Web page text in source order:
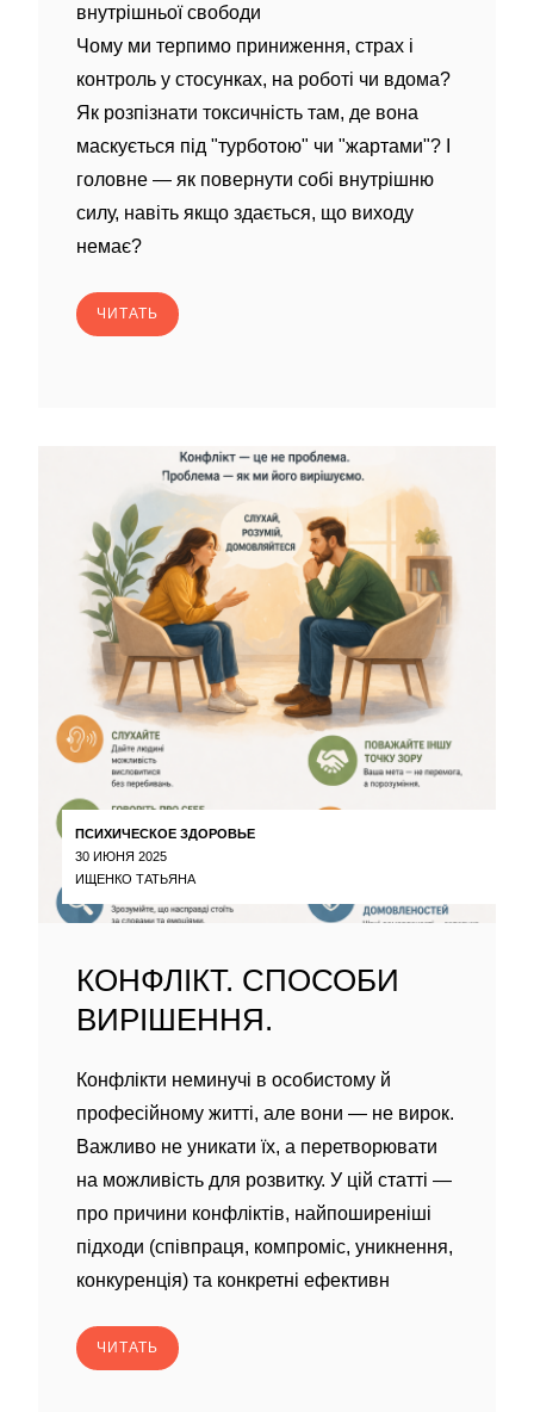
внутрішньої свободи
Чому ми терпимо приниження, страх і
контроль у стосунках, на роботі чи вдома?
Як розпізнати токсичність там, де вона
маскується під "турботою" чи "жартами"? І
головне — як повернути собі внутрішню
силу, навіть якщо здається, що виходу
немає?
ЧИТАТЬ
ПСИХИЧЕСКОЕ ЗДОРОВЬЕ
30 ИЮНЯ 2025
ИЩЕНКО ТАТЬЯНА
КОНФЛІКТ. СПОСОБИ
ВИРІШЕННЯ.
Конфлікти неминучі в особистому й
професійному житті, але вони — не вирок.
Важливо не уникати їх, а перетворювати
на можливість для розвитку. У цій статті —
про причини конфліктів, найпоширеніші
підходи (співпраця, компроміс, уникнення,
конкуренція) та конкретні ефективн
ЧИТАТЬ